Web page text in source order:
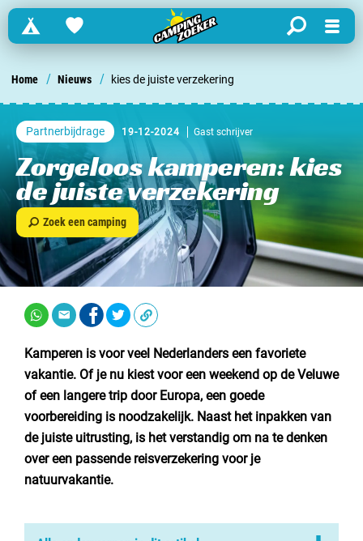
Campings Favorites search Menu
Zoek een camping in ...
Begië
Luxemburg
Frankrijk
Zwitserland
informatie over …
Nederland
België
Luxemburg
Frankrijk
Home / Nieuws / kies de juiste verzekering
Partnerbijdrage 19-12-2024 Gast schrijver
Zorgeloos kamperen: kies
de juiste verzekering
Zoek een camping
Kamperen is voor veel Nederlanders een favoriete
vakantie. Of je nu kiest voor een weekend op de Veluwe
of een langere trip door Europa, een goede
voorbereiding is noodzakelijk. Naast het inpakken van
de juiste uitrusting, is het verstandig om na te denken
over een passende reisverzekering voor je
natuurvakantie.